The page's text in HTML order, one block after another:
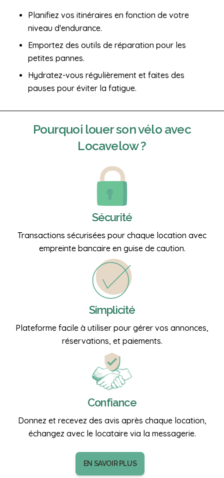
Planifiez vos itinéraires en fonction de votre
niveau d'endurance.
Emportez des outils de réparation pour les
petites pannes.
Hydratez-vous régulièrement et faites des
pauses pour éviter la fatigue.
Pourquoi louer son véloavec
Locavelow ?
Sécurité
Transactions sécurisées pour chaque location avec
empreinte bancaire en guise de caution.
Simplicité
Plateforme facile à utiliser pour gérer vos annonces,
réservations, et paiements.
Confiance
Donnez et recevez des avis après chaque location,
échangez avec le locataire via la messagerie.
EN SAVOIR PLUS